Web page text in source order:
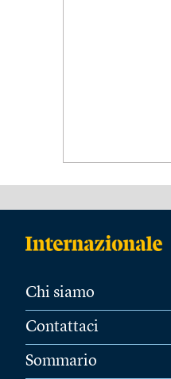
Chi siamo
Contattaci
Sommario